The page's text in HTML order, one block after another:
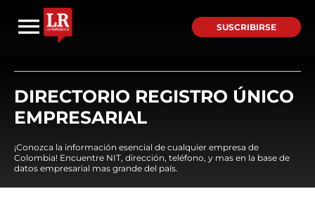
SUSCRIBIRSE
DIRECTORIO REGISTRO ÚNICO
EMPRESARIAL
¡Conozca la información esencial de cualquier empresa de
Colombia! Encuentre NIT, dirección, teléfono, y mas en la base de
datos empresarial mas grande del país.